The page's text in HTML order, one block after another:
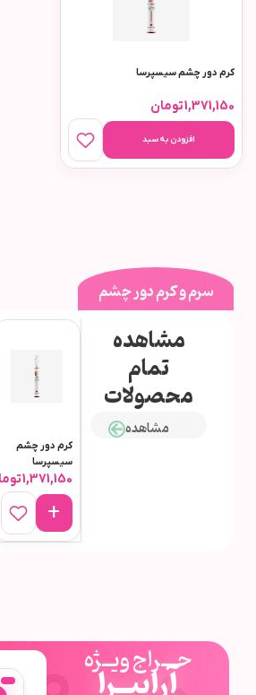
کرم دور چشم سیسپرسا
1,371,150تومان
افزودن به سبد
سرم و کرم دور چشم
مشاهده
تمام
محصولات
مشاهده
کرم دور چشم
سیسپرسا
1,371,150
حـــراج ویــژه